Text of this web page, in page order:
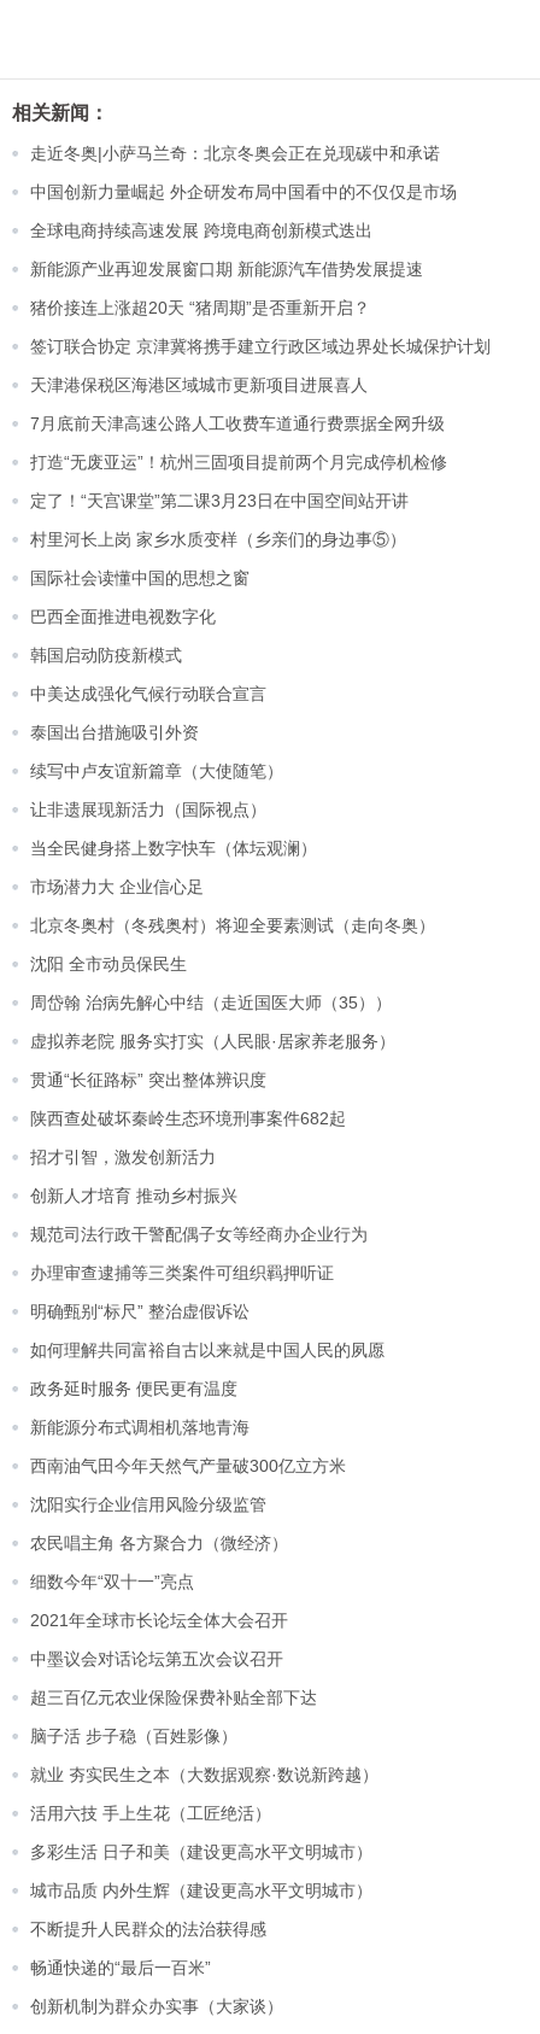
相关新闻：
走近冬奥|小萨马兰奇：北京冬奥会正在兑现碳中和承诺
中国创新力量崛起 外企研发布局中国看中的不仅仅是市场
全球电商持续高速发展 跨境电商创新模式迭出
新能源产业再迎发展窗口期 新能源汽车借势发展提速
猪价接连上涨超20天 “猪周期”是否重新开启？
签订联合协定 京津冀将携手建立行政区域边界处长城保护计划
天津港保税区海港区域城市更新项目进展喜人
7月底前天津高速公路人工收费车道通行费票据全网升级
打造“无废亚运”！杭州三固项目提前两个月完成停机检修
定了！“天宫课堂”第二课3月23日在中国空间站开讲
村里河长上岗 家乡水质变样（乡亲们的身边事⑤）
国际社会读懂中国的思想之窗
巴西全面推进电视数字化
韩国启动防疫新模式
中美达成强化气候行动联合宣言
泰国出台措施吸引外资
续写中卢友谊新篇章（大使随笔）
让非遗展现新活力（国际视点）
当全民健身搭上数字快车（体坛观澜）
市场潜力大 企业信心足
北京冬奥村（冬残奥村）将迎全要素测试（走向冬奥）
沈阳 全市动员保民生
周岱翰 治病先解心中结（走近国医大师（35））
虚拟养老院 服务实打实（人民眼·居家养老服务）
贯通“长征路标” 突出整体辨识度
陕西查处破坏秦岭生态环境刑事案件682起
招才引智，激发创新活力
创新人才培育 推动乡村振兴
规范司法行政干警配偶子女等经商办企业行为
办理审查逮捕等三类案件可组织羁押听证
明确甄别“标尺” 整治虚假诉讼
如何理解共同富裕自古以来就是中国人民的夙愿
政务延时服务 便民更有温度
新能源分布式调相机落地青海
西南油气田今年天然气产量破300亿立方米
沈阳实行企业信用风险分级监管
农民唱主角 各方聚合力（微经济）
细数今年“双十一”亮点
2021年全球市长论坛全体大会召开
中墨议会对话论坛第五次会议召开
超三百亿元农业保险保费补贴全部下达
脑子活 步子稳（百姓影像）
就业 夯实民生之本（大数据观察·数说新跨越）
活用六技 手上生花（工匠绝活）
多彩生活 日子和美（建设更高水平文明城市）
城市品质 内外生辉（建设更高水平文明城市）
不断提升人民群众的法治获得感
畅通快递的“最后一百米”
创新机制为群众办实事（大家谈）